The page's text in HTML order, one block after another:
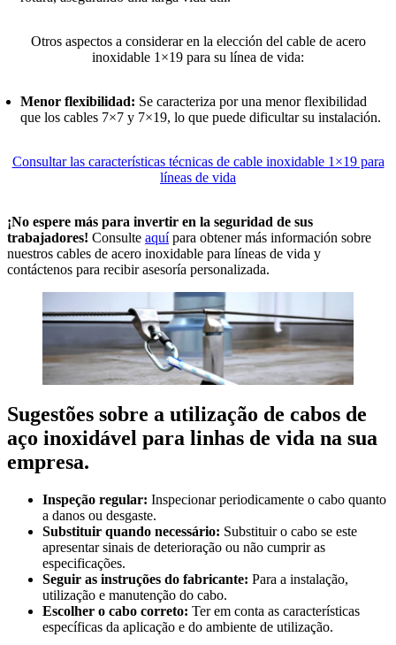
Otros aspectos a considerar en la elección del cable de acero
inoxidable 1×19 para su línea de vida:
Menor flexibilidad: Se caracteriza por una menor flexibilidad
que los cables 7×7 y 7×19, lo que puede dificultar su instalación.
Consultar las características técnicas de cable inoxidable 1×19 para
líneas de vida
¡No espere más para invertir en la seguridad de sus
trabajadores! Consulte aquípara obtener más información sobre
nuestros cables de acero inoxidable para líneas de vida y
contáctenos para recibir asesoría personalizada.
Sugestões sobre a utilização de cabos de
aço inoxidável para linhas de vida na sua
empresa.
Inspeção regular: Inspecionar periodicamente o cabo quanto
a danos ou desgaste.
Substituir quando necessário: Substituir o cabo se este
apresentar sinais de deterioração ou não cumprir as
especificações.
Seguir as instruções do fabricante: Para a instalação,
utilização e manutenção do cabo.
Escolher o cabo correto: Ter em conta as características
específicas da aplicação e do ambiente de utilização.